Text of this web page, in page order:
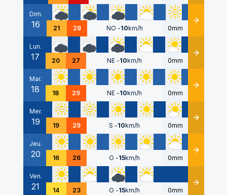
Dim.
16 21 28 NO -10km/h 0mm Détails
Lun.
17 20 27 NE -10km/h 0mm Détails
Mar.
18 18 29 NE -10km/h 0mm Détails
Mer.
19 19 29 S -10km/h 0mm Détails
Jeu.
20 16 26 O -15km/h 0mm Détails
Ven.
21 14 23 O -15km/h 0mm Détails